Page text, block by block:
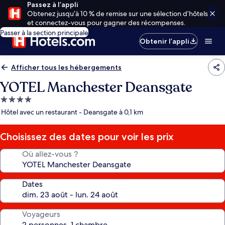
Passez à l’appli
Obtenez jusqu’à 10 % de remise sur une sélection d’hôtels
et connectez-vous pour gagner des récompenses.
Passer à la section principale
Obtenir l’appli
Afficher tous les hébergements
YOTEL Manchester Deansgate
Hébergement
4.0 étoiles
Hôtel avec un restaurant - Deansgate à 0,1 km
Choisissez des dates pour voir les prix
Où allez-vous ?
Dates
Voyageurs